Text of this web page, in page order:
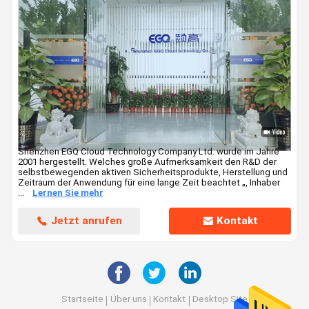
Shenzhen EGQ Cloud Technology Company Ltd. wurde im Jahre
2001 hergestellt. Welches große Aufmerksamkeit den R&D der
selbstbewegenden aktiven Sicherheitsprodukte, Herstellung und
Zeitraum der Anwendung für eine lange Zeit beachtet „, Inhaber
...
Lernen Sie mehr
Jetzt anrufen Kontakt
Startseite Über uns Kontakt Desktop Site